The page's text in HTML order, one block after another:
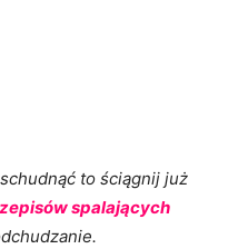
to ściągnij już
spalających